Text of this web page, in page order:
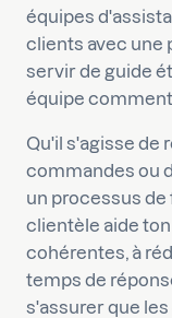
équipes
clients avec une
servir de guide
équipe
Qu'il s'agisse de
commandes ou
un processus de
clientèle aide
cohérentes, à
temps de
s'assurer que